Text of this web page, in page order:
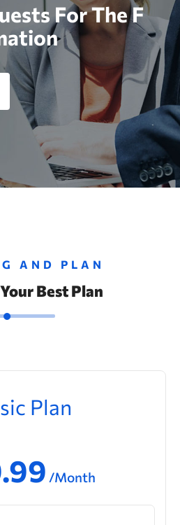
For The F
AND PLAN
Best Plan
Plan
/Month